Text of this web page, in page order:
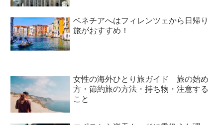
ベネチアへはフィレンツェから日帰り
旅がおすすめ！
女性の海外ひとり旅ガイド 旅の始め
方・節約旅の方法・持ち物・注意する
こと